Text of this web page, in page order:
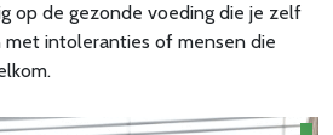
op de gezonde voeding die je zelf
met intoleranties of mensen die